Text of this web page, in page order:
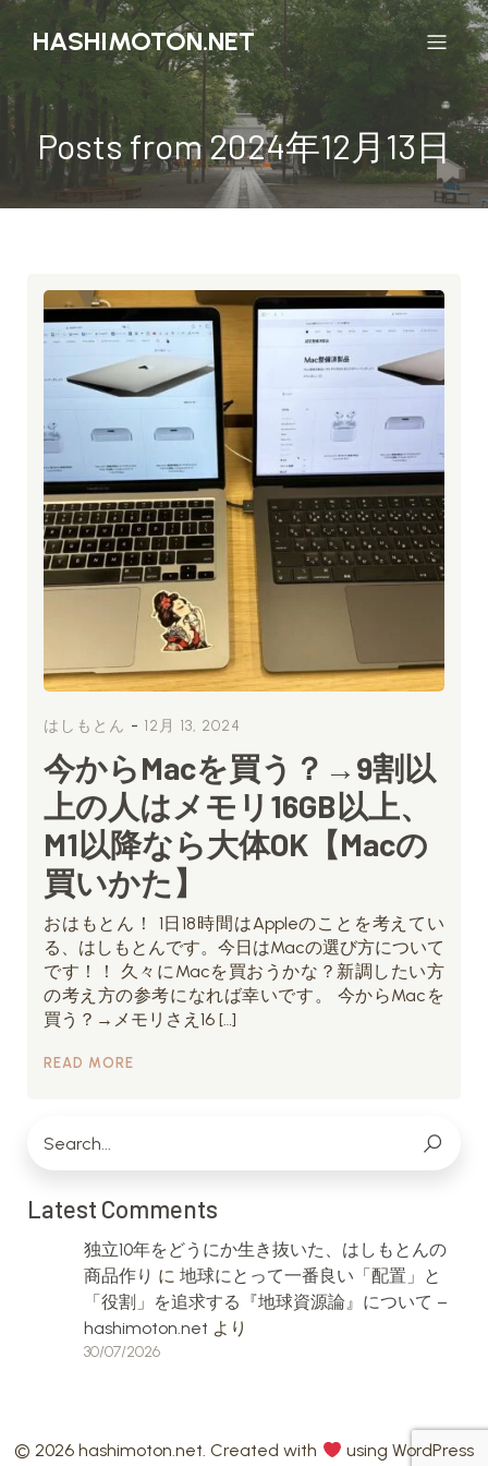
HASHIMOTON.NET
Posts from 2024年12月13日
はしもとん - 12月 13, 2024
今からMacを買う？→9割以
上の人はメモリ16GB以上、
M1以降なら大体OK【Macの
買いかた】
おはもとん！ 1日18時間はAppleのことを考えてい
る、はしもとんです。今日はMacの選び方について
です！！ 久々にMacを買おうかな？新調したい方
の考え方の参考になれば幸いです。 今からMacを
買う？→メモリさえ16 […]
READ MORE
Latest Comments
独立10年をどうにか生き抜いた、はしもとんの
商品作り に 地球にとって一番良い「配置」と
「役割」を追求する『地球資源論』について –
hashimoton.net より
30/07/2026
© 2026 hashimoton.net. Created with
using WordPress